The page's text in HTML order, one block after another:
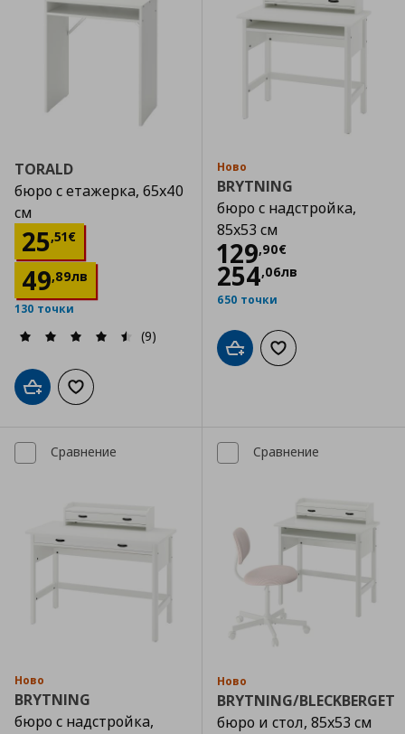
TORALD
бюро с етажерка, 65x40
см
25,51€
Цена
49,89лв
130 точки
(9)
Добави в кошницата
Добави към списъка с любими
Ново
BRYTNING
бюро с надстройка,
85x53 см
129,90€
Цена
254,06лв
650 точки
Добави в кошницата
Добави към
Сравнение
Ново
BRYTNING
бюро с надстройка,
Сравнение
Ново
BRYTNING/BLECKBERGET
бюро и стол, 85x53 см